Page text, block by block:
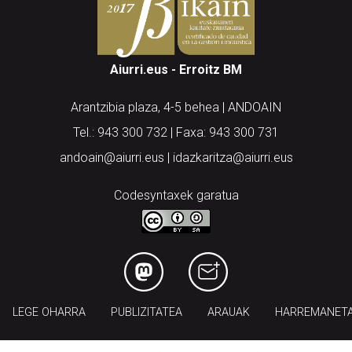
Aiurri.eus - Erroitz BM
Arantzibia plaza, 4-5 behea | ANDOAIN
Tel.: 943 300 732 | Faxa: 943 300 731
andoain@aiurri.eus | idazkaritza@aiurri.eus
Codesyntaxek garatua
LEGE OHARRA PUBLIZITATEA ARAUAK